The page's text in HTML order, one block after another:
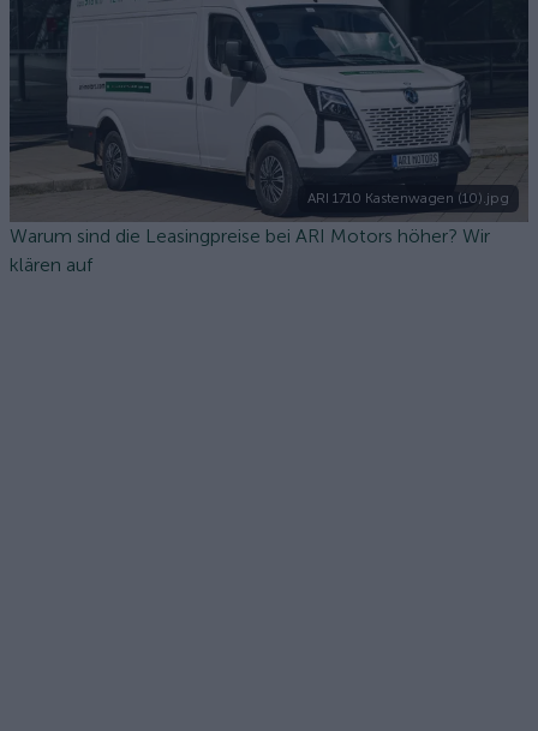
ARI 1710 Kastenwagen (10).jpg
Warum sind die Leasingpreise bei ARI Motors höher? Wir
klären auf